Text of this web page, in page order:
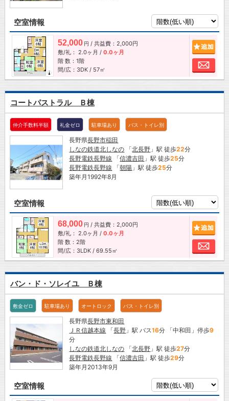
空室情報
52,000 円 / 共益費：2,000円
敷/礼： 2.0ヶ月 / 0.0ヶ月
階 数：1階
間/広：3DK / 57㎡
お
コートパストラル Ｂ棟
仲介手数料半額 礼金ゼロ 駐車場あり バス・トイレ別
長野県長野市稲田
しなの鉄道北しなの 「北長野 」駅 徒歩22分
長野電鉄長野線 「信濃吉田 」駅 徒歩25分
長野電鉄長野線 「朝陽 」駅 徒歩25分
築年月1992年8月
空室情報
68,000 円 / 共益費：2,000円
敷/礼： 2.0ヶ月 / 0.0ヶ月
階 数：2階
間/広：3LDK / 69.55㎡
追加
お
バン・ド・ソレイユ Ｂ棟
敷金ゼロ 駐車場あり オートロック バス・トイレ別
長野県長野市東和田
ＪＲ信越本線 「長野 」駅 バス16分 「中和田」停歩9
分
しなの鉄道北しなの 「北長野 」駅 徒歩27分
長野電鉄長野線 「信濃吉田 」駅 徒歩29分
築年月2013年9月
空室情報